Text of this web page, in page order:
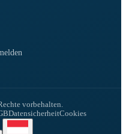
vorbehalten.
DatensicherheitCookies